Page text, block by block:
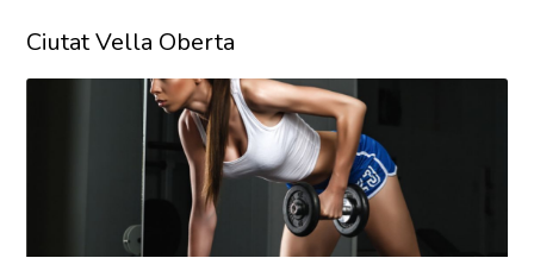
Ciutat Vella Oberta